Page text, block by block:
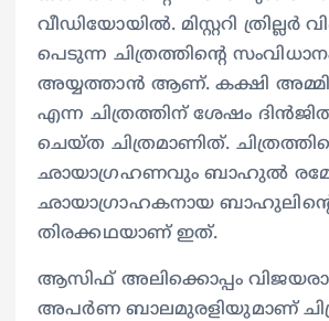
വീഡിയോയില്‍. മിസ്റ്ററി ത്രില്ലര്‍
പെടുന്ന ചിത്രത്തിന്‍റെ
അയ്യത്താന്‍ ആണ്. കക്ഷി
എന്ന ചിത്രത്തിന് ശേഷം
ചെയ്ത ചിത്രമാണിത്.
ഛായാ​ഗ്രഹണവും ബാഹുല്‍
ഛായാ​ഗ്രാഹകനായ
തിരക്കഥയാണ് ഇത്.
ആസിഫ് അലിക്കൊപ്പം
അപര്‍ണ ബാലമുരളിയുമാണ്